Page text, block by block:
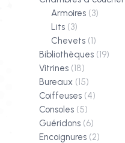
Armoires (3)
Lits (3)
Chevets (1)
Bibliothèques (19)
Vitrines (18)
Bureaux (15)
Coiffeuses (4)
Consoles (5)
Guéridons (6)
Encoignures (2)